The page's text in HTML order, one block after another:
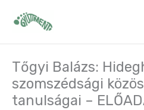
Tőgyi Balázs:
szomszédsági
tanulságai –